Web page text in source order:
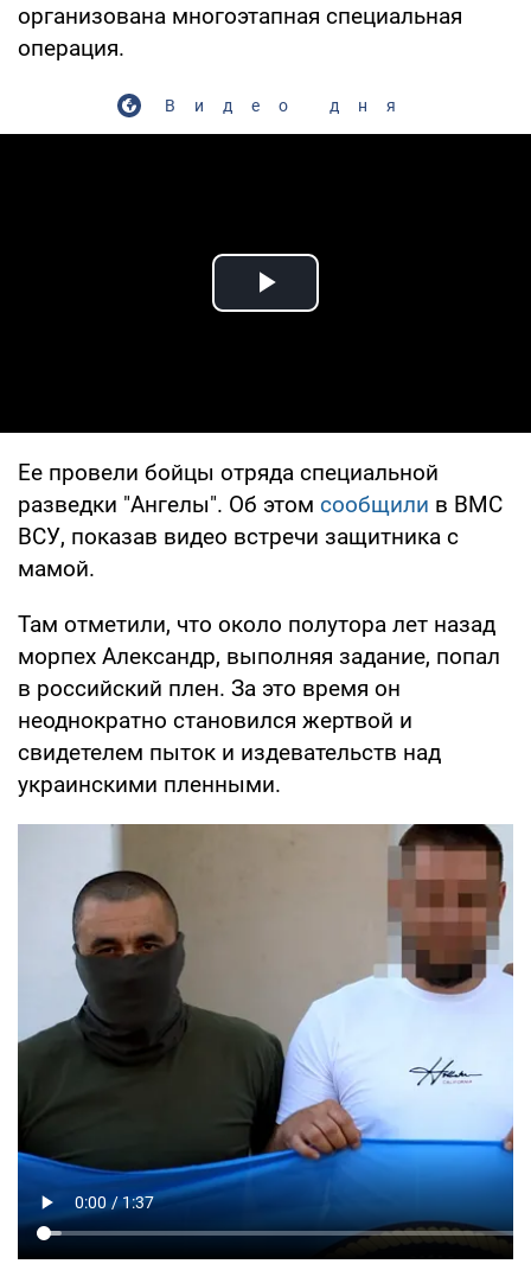
организована многоэтапная специальная
операция.
Видео дня
Play Video
Ее провели бойцы отряда специальной
разведки "Ангелы". Об этом сообщили в ВМС
ВСУ, показав видео встречи защитника с
мамой.
Там отметили, что около полутора лет назад
морпех Александр, выполняя задание, попал
в российский плен. За это время он
неоднократно становился жертвой и
свидетелем пыток и издевательств над
украинскими пленными.